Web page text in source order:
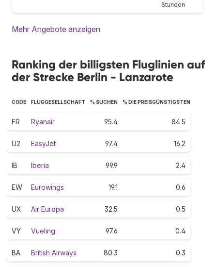
Stunden
Mehr Angebote anzeigen
Ranking der billigsten Fluglinien auf
der Strecke Berlin - Lanzarote
CODE FLUGGESELLSCHAFT % SUCHEN % DIE PREISGÜNSTIGSTEN
FR Ryanair 95.4 84.5
U2 EasyJet 97.4 16.2
IB Iberia 99.9 2.4
EW Eurowings 19.1 0.6
UX Air Europa 32.5 0.5
VY Vueling 97.6 0.4
BA British Airways 80.3 0.3